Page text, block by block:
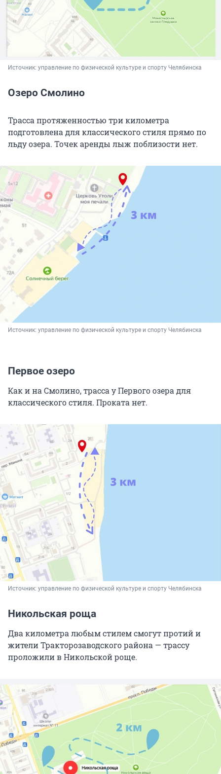
Источник: управление по физической культуре и спорту Челябинска
Озеро Смолино
Трасса протяженностью три километра
подготовлена для классического стиля прямо по
льду озера. Точек аренды лыж поблизости нет.
Источник: управление по физической культуре и спорту Челябинска
Первое озеро
Как и на Смолино, трасса у Первого озера для
классического стиля. Проката нет.
Источник: управление по физической культуре и спорту Челябинска
Никольская роща
Два километра любым стилем смогут протий и
жители Тракторозаводского района — трассу
проложили в Никольской роще.